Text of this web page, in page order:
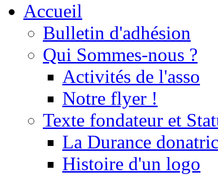
Accueil
Bulletin d'adhésion
Qui Sommes-nous ?
Activités de l'asso
Notre flyer !
Texte fondateur et
La Durance
Histoire d'un logo